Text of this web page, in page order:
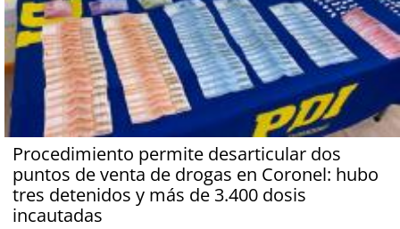
Procedimiento permite desarticular dos
puntos de venta de drogas en Coronel: hubo
tres detenidos y más de 3.400 dosis
incautadas